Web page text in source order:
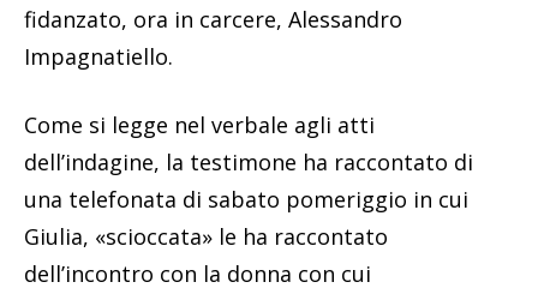
fidanzato, ora in carcere, Alessandro
Impagnatiello.
Come si legge nel verbale agli atti
dell’indagine, la testimone ha raccontato di
una telefonata di sabato pomeriggio in cui
Giulia, «scioccata» le ha raccontato
dell’incontro con la donna con cui